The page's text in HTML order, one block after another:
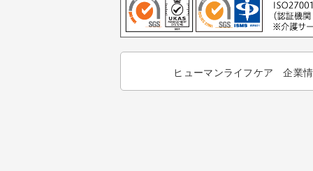
ヒューマンライフケア 企業